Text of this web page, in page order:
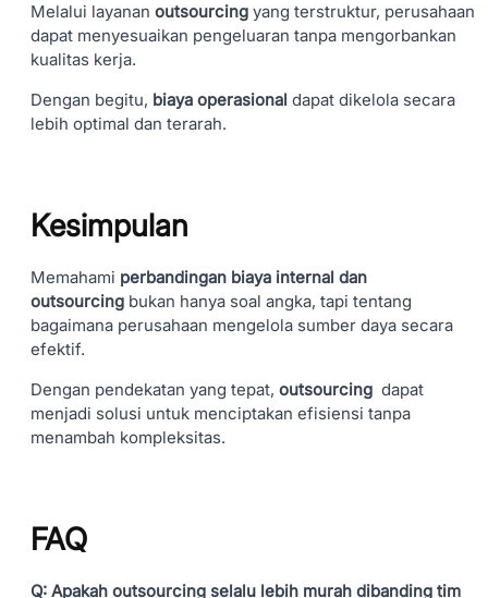
Melalui layanan outsourcing yang terstruktur, perusahaan
dapat menyesuaikan pengeluaran tanpa mengorbankan
kualitas kerja.
Dengan begitu, biaya operasional dapat dikelola secara
lebih optimal dan terarah.
Kesimpulan
Memahami perbandingan biaya internal dan
outsourcing bukan hanya soal angka, tapi tentang
bagaimana perusahaan mengelola sumber daya secara
efektif.
Dengan pendekatan yang tepat, outsourcing dapat
menjadi solusi untuk menciptakan efisiensi tanpa
menambah kompleksitas.
FAQ
Q: Apakah outsourcing selalu lebih murah dibanding tim